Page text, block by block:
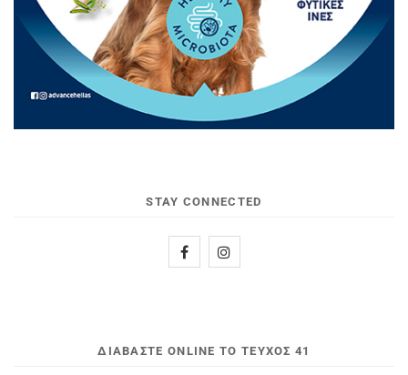
STAY CONNECTED
ΔΙΑΒΆΣΤΕ ONLINE ΤΟ ΤΕΎΧΟΣ 41